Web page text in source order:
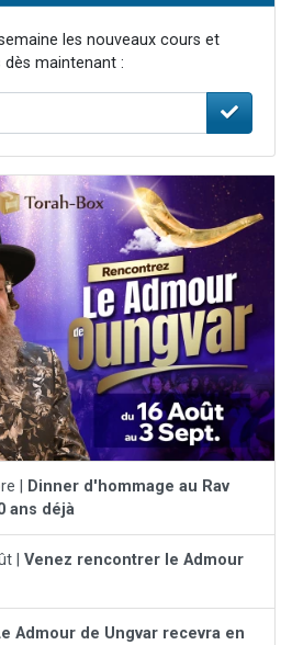
les nouveaux cours et
maintenant :
|
Dinner d'hommage au Rav
ans déjà
| Venez rencontrer le Admour
Admour de Ungvar recevra en